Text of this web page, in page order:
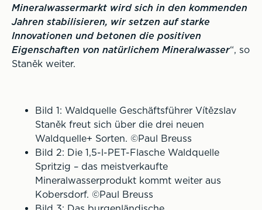
Mineralwassermarkt wird sich in den kommenden
Jahren stabilisieren, wir setzen auf starke
Innovationen und betonen die positiven
Eigenschaften von natürlichem Mineralwasser“, so
Staněk weiter.
Bild 1: Waldquelle Geschäftsführer Vítězslav
Staněk freut sich über die drei neuen
Waldquelle+ Sorten. ©Paul Breuss
Bild 2: Die 1,5-l-PET-Flasche Waldquelle
Spritzig – das meistverkaufte
Mineralwasserprodukt kommt weiter aus
Kobersdorf. ©Paul Breuss